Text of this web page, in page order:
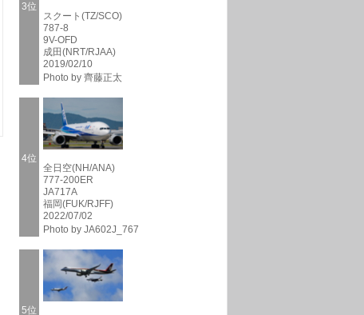
3位
スクート(TZ/SCO)
787-8
9V-OFD
成田(NRT/RJAA)
2019/02/10
Photo by 齊藤正太
4位
全日空(NH/ANA)
777-200ER
JA717A
福岡(FUK/RJFF)
2022/07/02
Photo by JA602J_767
5位